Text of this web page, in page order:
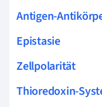
Antigen-
Epistasie
Zellpolarität
Thioredoxin-